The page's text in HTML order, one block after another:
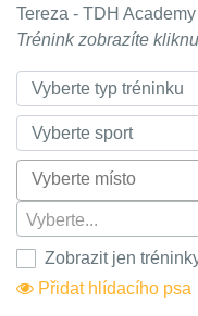
Tereza - TDH Academy
Trénink zobrazíte
Vyberte...
Zobrazit jen
Přidat hlídacího psa